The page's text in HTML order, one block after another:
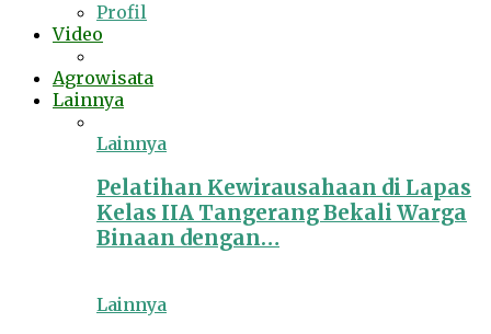
Profil
Video
Agrowisata
Lainnya
Lainnya
Pelatihan Kewirausahaan di Lapas
Kelas IIA Tangerang Bekali Warga
Binaan dengan…
Lainnya